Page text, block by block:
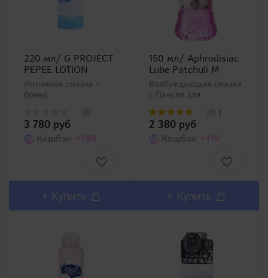
220 мл/ G PROJECT
PEPEE LOTION
Интимная смазка -
бренд
использования которой
нет необходимости в
смывании "здесь и
сейчас". Ее достаточно
протереть салфеткой
или тканью, от нее ..
3 780 руб
Кешбэк +189
+ Купить
150 мл/ Aphrodisiac
Lube Patchuli M
Возбуждающая смазка
с Пачули для
Вашему вниманию
серию
ароматизированных
эффектом афродизиака
Aphrodisiac Lube (все
можно найти в
ассортименте
магазина). Се..
1
2 380 руб
Кешбэк +119
+ Купить